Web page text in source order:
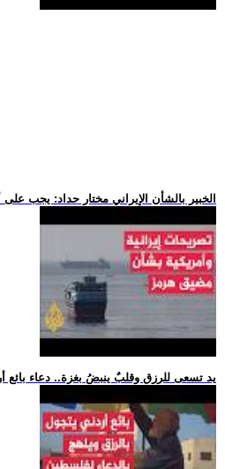
.. الخبير بالشأن الإيراني مختار حداد: يجب على
.. يد تسعى للرزق وقلبٌ ينبضُ بغزة.. دعاء